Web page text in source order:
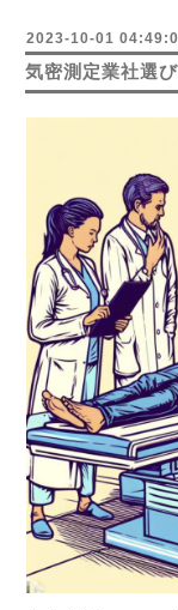
2023-10-01
気密測定業社選